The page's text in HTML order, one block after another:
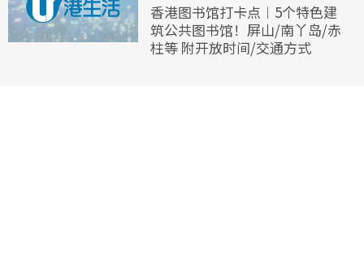
香港图书馆打卡点︱5个特色建
筑公共图书馆！屏山/南丫岛/赤
柱等 附开放时间/交通方式